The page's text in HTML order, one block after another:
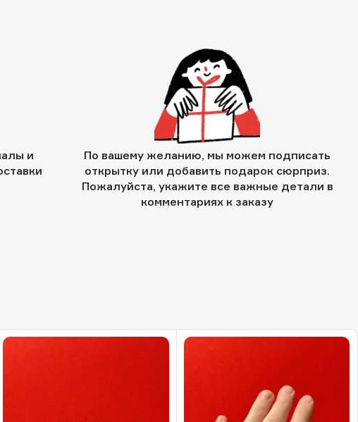
и
По вашему желанию, мы можем подписать
открытку или добавить подарок сюрприз.
Пожалуйста, укажите все важные детали в
комментариях к заказу